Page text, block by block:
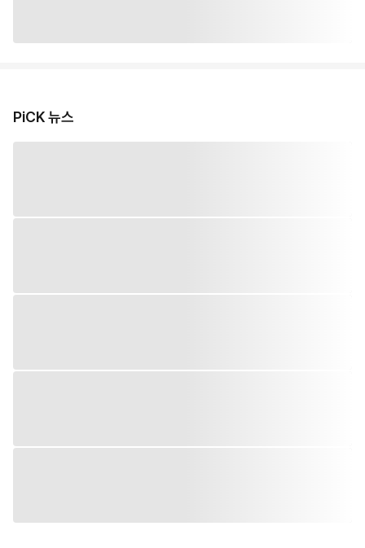
PiCK 뉴스